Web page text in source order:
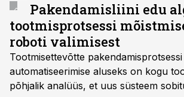
Pakendamisliini edu
tootmisprotsessi
roboti valimisest
Tootmisettevõtte
automatiseerimise aluseks on kogu
põhjalik analüüs, et uus süsteem